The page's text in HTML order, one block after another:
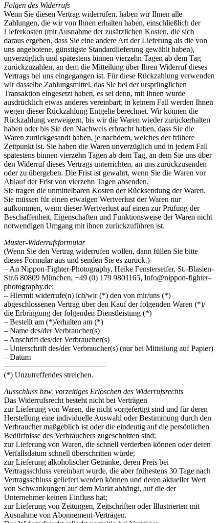
Folgen des Widerrufs
Wenn Sie diesen Vertrag widerrufen, haben wir Ihnen alle
Zahlungen, die wir von Ihnen erhalten haben, einschließlich der
Lieferkosten (mit Ausnahme der zusätzlichen Kosten, die sich
daraus ergeben, dass Sie eine andere Art der Lieferung als die von
uns angebotene, günstigste Standardlieferung gewählt haben),
unverzüglich und spätestens binnen vierzehn Tagen ab dem Tag
zurückzuzahlen, an dem die Mitteilung über Ihren Widerruf dieses
Vertrags bei uns eingegangen ist. Für diese Rückzahlung verwenden
wir dasselbe Zahlungsmittel, das Sie bei der ursprünglichen
Transaktion eingesetzt haben, es sei denn, mit Ihnen wurde
ausdrücklich etwas anderes vereinbart; in keinem Fall werden Ihnen
wegen dieser Rückzahlung Entgelte berechnet. Wir können die
Rückzahlung verweigern, bis wir die Waren wieder zurückerhalten
haben oder bis Sie den Nachweis erbracht haben, dass Sie die
Waren zurückgesandt haben, je nachdem, welches der frühere
Zeitpunkt ist. Sie haben die Waren unverzüglich und in jedem Fall
spätestens binnen vierzehn Tagen ab dem Tag, an dem Sie uns über
den Widerruf dieses Vertrags unterrichten, an uns zurückzusenden
oder zu übergeben. Die Frist ist gewahrt, wenn Sie die Waren vor
Ablauf der Frist von vierzehn Tagen absenden.
Sie tragen die unmittelbaren Kosten der Rücksendung der Waren.
Sie müssen für einen etwaigen Wertverlust der Waren nur
aufkommen, wenn dieser Wertverlust auf einen zur Prüfung der
Beschaffenheit, Eigenschaften und Funktionsweise der Waren nicht
notwendigen Umgang mit ihnen zurückzuführen ist.
Muster-Widerrufsformular
(Wenn Sie den Vertrag widerrufen wollen, dann füllen Sie bitte
dieses Formular aus und senden Sie es zurück.)
– An Nippon-Fighter-Photography, Heike Fensterseifer, St.-Blasien-
Str.6 80809 München, +49 (0) 179 9801165, Info@nippon-fighter-
photography.de:
– Hiermit widerrufe(n) ich/wir (*) den von mir/uns (*)
abgeschlossenen Vertrag über den Kauf der folgenden Waren (*)/
die Erbringung der folgenden Dienstleistung (*)
– Bestellt am (*)/erhalten am (*)
– Name des/der Verbraucher(s)
– Anschrift des/der Verbraucher(s)
– Unterschrift des/der Verbraucher(s) (nur bei Mitteilung auf Papier)
– Datum
—————————————
(*) Unzutreffendes streichen.
Ausschluss bzw. vorzeitiges Erlöschen des Widerrufsrechts
Das Widerrufsrecht besteht nicht bei Verträgen
zur Lieferung von Waren, die nicht vorgefertigt sind und für deren
Herstellung eine individuelle Auswahl oder Bestimmung durch den
Verbraucher maßgeblich ist oder die eindeutig auf die persönlichen
Bedürfnisse des Verbrauchers zugeschnitten sind;
zur Lieferung von Waren, die schnell verderben können oder deren
Verfallsdatum schnell überschritten würde;
zur Lieferung alkoholischer Getränke, deren Preis bei
Vertragsschluss vereinbart wurde, die aber frühestens 30 Tage nach
Vertragsschluss geliefert werden können und deren aktueller Wert
von Schwankungen auf dem Markt abhängt, auf die der
Unternehmer keinen Einfluss hat;
zur Lieferung von Zeitungen, Zeitschriften oder Illustrierten mit
Ausnahme von Abonnement-Verträgen.